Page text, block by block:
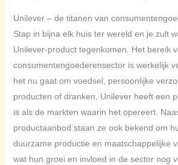
Unilever – de titanen van
Stap in bijna elk huis ter wereld en je zult
Unilever-product tegenkomen. Het bereik
consumentengoederensector is werkelijk
het nu gaat om voedsel, persoonlijke
producten of dranken, Unilever heeft een
is als de markten waarin het opereert.
productaanbod staan ze ook bekend om
duurzame productie en maatschappelijke
wat hun groei en invloed in de sector nog